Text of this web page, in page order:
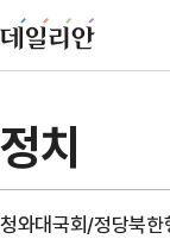
정치
청와대국회/정당북한